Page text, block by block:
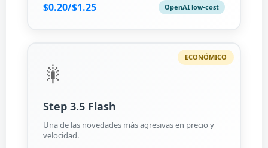
$0.20/$1.25 OpenAI low-cost
ECONÓMICO
🎇
Step 3.5 Flash
Una de las novedades más agresivas en precio y
velocidad.